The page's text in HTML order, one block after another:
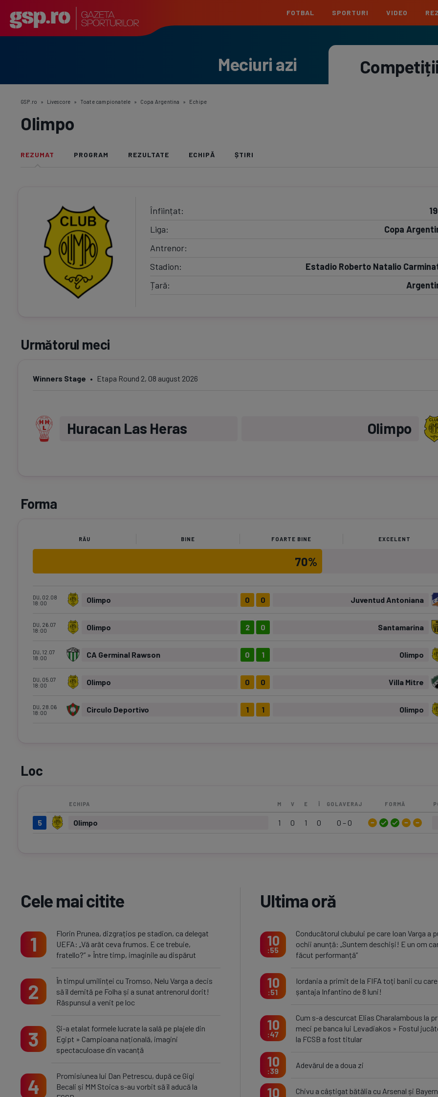
FOTBAL
Clasament
Liga 2
Echipe
Echipe
SPORTURI VIDEO
Meciuri azi
GSP.ro » Livescore » Toate campionatele » Copa Argentina » Echipe
Olimpo
REZUMAT PROGRAM REZULTATE ECHIPĂ ȘTIRI
Înființat
Liga
Copa
Antrenor
Stadion
Estadio Roberto Natalio
Țară
Următorul meci
Winners Stage Etapa Round 2, 08 august 2026
Huracan Las Heras Olimpo
Forma
RĂU BINE FOARTE BINE EXCELENT
70%
DU, 02.08
18:00
Olimpo 0 Juventud Antoniana
0
DU, 26.07
18:00
Olimpo 2 Santamarina
0
DU, 12.07
18:00
CA Germinal Rawson 0 Olimpo
1
DU, 05.07
18:00
Olimpo 0 Villa Mitre
0
DU, 28.06
18:00
Circulo Deportivo 1 Olimpo
1
Loc
ECHIPA M V E Î GOLAVERAJ FORMĂ
5 Olimpo 1 0 1 0 0 – 0
Cele mai citite
1
Florin Prunea, dizgrațios pe stadion, ca delegat
UEFA: „Vă arăt ceva frumos. E ce trebuie,
fratello?” » Între timp, imaginile au dispărut
2
În timpul umilinței cu Tromso, Nelu Varga a decis
să îl demită pe Folha și a sunat antrenorul dorit!
Răspunsul a venit pe loc
3
Și-a etalat formele lucrate la sală pe plajele din
Egipt » Campioana națională, imagini
spectaculoase din vacanță
4
Promisiunea lui Dan Petrescu, după ce Gigi
Becali și MM Stoica s-au vorbit să îl aducă la
Ultima oră
10
55
Conducătorul clubului pe care Ioan Varga a
ochii anunță: „Suntem deschiși! E un om
făcut performanță”
10
51
Iordania a primit de la FIFA toți banii cu
șantaja Infantino de 8 luni!
10
47
Cum s-a descurcat Elias Charalambous la
meci pe banca lui Levadiakos » Fostul
la FCSB a fost titular
10
39
Adevărul de a doua zi
10
Chivu a câștigat bătălia cu Arsenal și